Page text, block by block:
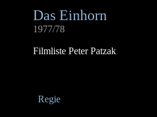
Das Einhorn
1977/78
Filmliste Peter Patzak
Regie